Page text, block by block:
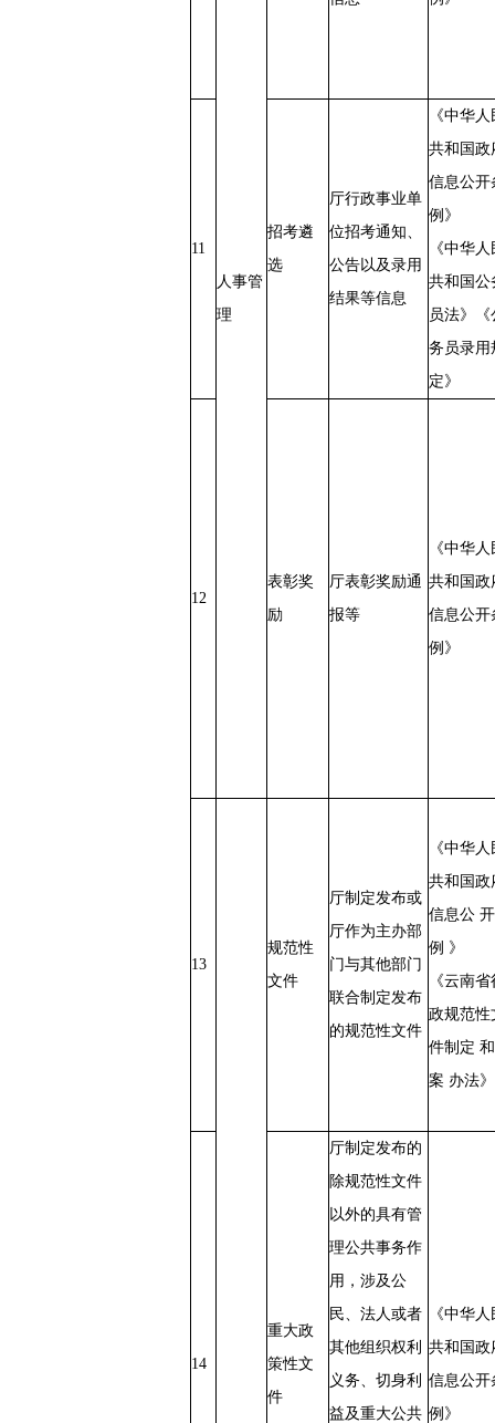
人事管
理
11
招考遴
选
厅行政事业单
位招考通知、
公告以及录用
结果等信息
《中华人
共和国政
信息公开
例》
《中华人
共和国公
员法》《
务员录用
定》
12
表彰奖
励
厅表彰奖励通
报等
《中华人
共和国政
信息公开
例》
13
规范性
文件
厅制定发布或
厅作为主办部
门与其他部门
联合制定发布
的规范性文件
《中华人
共和国政
信息公
例 》
《云南省
政规范性
件制定
案 办法》
14
重大政
策性文
件
厅制定发布的
除规范性文件
以外的具有管
理公共事务作
用，涉及公
民、法人或者
其他组织权利
义务、切身利
益及重大公共
《中华人
共和国政
信息公开
例》